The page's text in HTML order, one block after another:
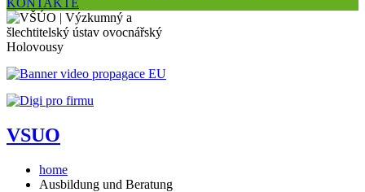
KONTAKTE
VSUO
home
Ausbildung und Beratung